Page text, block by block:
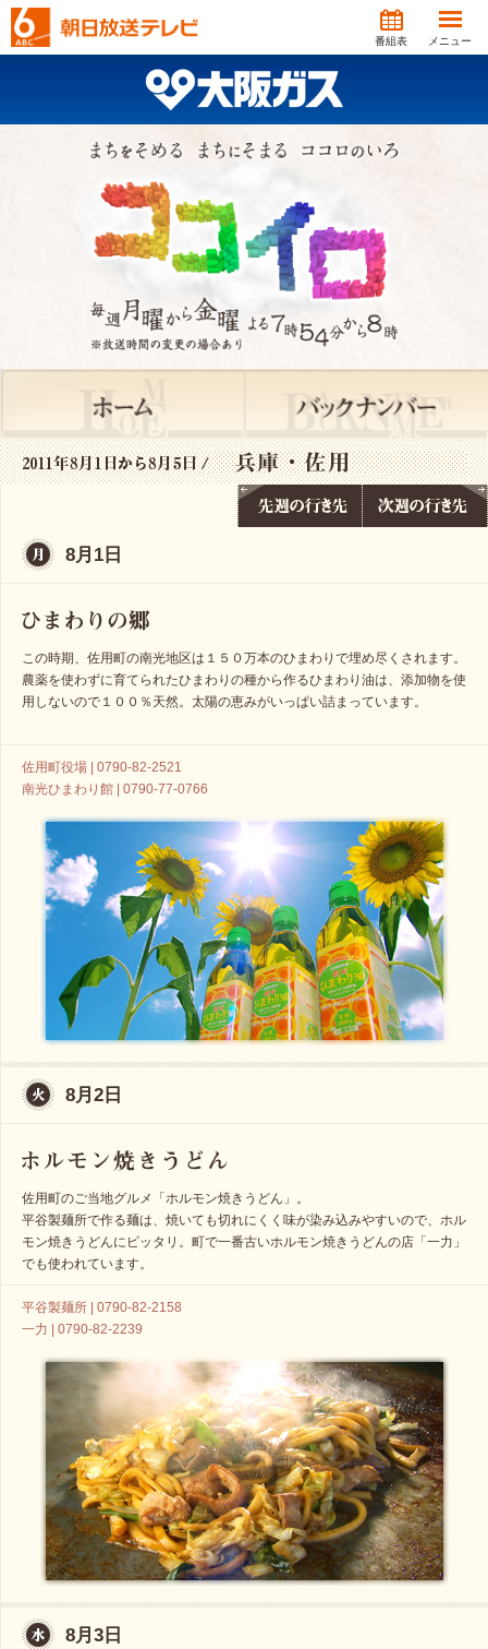
番組表 メニュー
8月1日
この時期、佐用町の南光地区は１５０万本のひまわりで埋め尽くされます。
農薬を使わずに育てられたひまわりの種から作るひまわり油は、添加物を使
用しないので１００％天然。太陽の恵みがいっぱい詰まっています。
佐用町役場 | 0790-82-2521
南光ひまわり館 | 0790-77-0766
8月2日
佐用町のご当地グルメ「ホルモン焼きうどん」。
平谷製麺所で作る麺は、焼いても切れにくく味が染み込みやすいので、ホル
モン焼きうどんにピッタリ。町で一番古いホルモン焼きうどんの店「一力」
でも使われています。
平谷製麺所 | 0790-82-2158
一力 | 0790-82-2239
8月3日